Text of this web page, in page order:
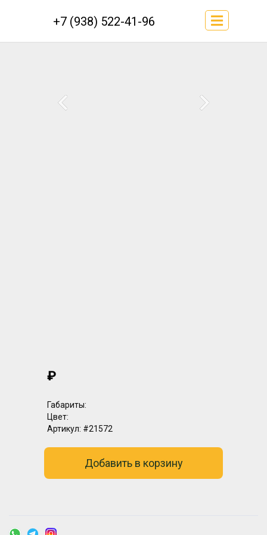
+7 (938) 522-41-96
₽
Габариты:
Цвет:
Артикул: #21572
Добавить в корзину